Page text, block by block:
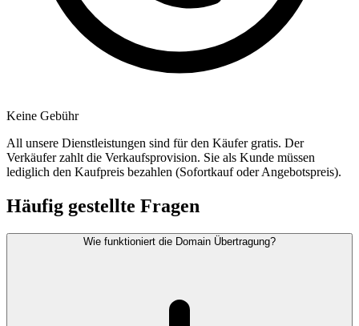
Keine Gebühr
All unsere Dienstleistungen sind für den Käufer gratis. Der
Verkäufer zahlt die Verkaufsprovision. Sie als Kunde müssen
lediglich den Kaufpreis bezahlen (Sofortkauf oder Angebotspreis).
Häufig gestellte Fragen
Wie funktioniert die Domain Übertragung?